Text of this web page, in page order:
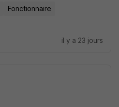
Fonctionnaire
il y a 23 jours